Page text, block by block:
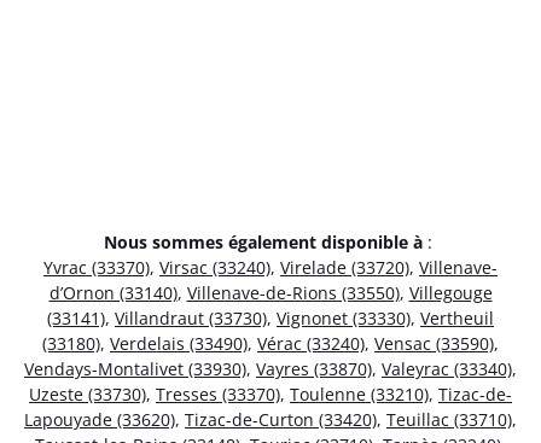
Nous sommes également disponible à :
Yvrac (33370), Virsac (33240), Virelade (33720), Villenave-
d’Ornon (33140), Villenave-de-Rions (33550), Villegouge
(33141), Villandraut (33730), Vignonet (33330), Vertheuil
(33180), Verdelais (33490), Vérac (33240), Vensac (33590),
Vendays-Montalivet (33930), Vayres (33870), Valeyrac (33340),
Uzeste (33730), Tresses (33370), Toulenne (33210), Tizac-de-
Lapouyade (33620), Tizac-de-Curton (33420), Teuillac (33710),